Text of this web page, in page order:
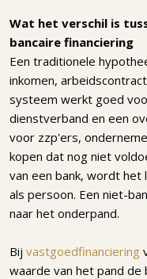
Wat het verschil is
bancaire financiering
Een traditionele
inkomen,
systeem werkt goed
dienstverband en een
voor zzp'ers,
kopen dat nog niet
van een bank, wordt het
als persoon. Een niet-
naar het onderpand.
Bij vastgoedfinanciering
waarde van het pand